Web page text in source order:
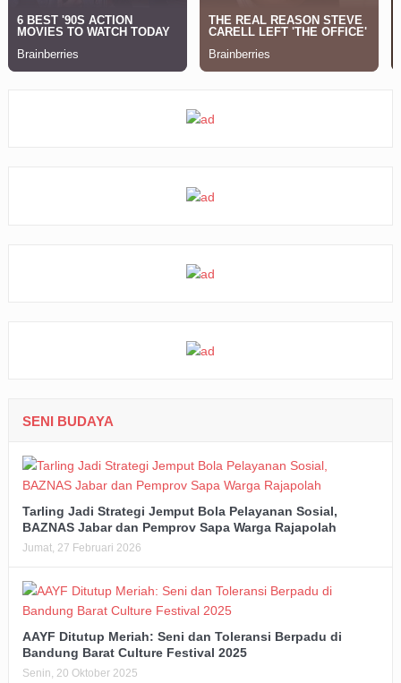
SENI BUDAYA
Tarling Jadi Strategi Jemput Bola Pelayanan Sosial,
BAZNAS Jabar dan Pemprov Sapa Warga Rajapolah
Jumat, 27 Februari 2026
AAYF Ditutup Meriah: Seni dan Toleransi Berpadu di
Bandung Barat Culture Festival 2025
Senin, 20 Oktober 2025